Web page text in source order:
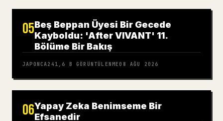
05Beş Beppan Üyesi Bir Gecede
Kayboldu: 'After VIVANT' 11.
Bölüme Bir Bakış
JAPONCA241,6 B GÖRÜNTÜLENME08 AĞU 2026
06Yapay Zeka Benimseme Bir
Efsanedir